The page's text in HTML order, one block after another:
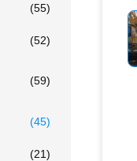
(55)
(52)
(59)
(45)
(21)